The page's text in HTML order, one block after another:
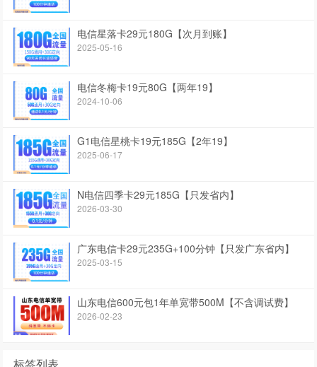
电信星落卡29元180G【次月到账】
2025-05-16
电信冬梅卡19元80G【两年19】
2024-10-06
G1电信星桃卡19元185G【2年19】
2025-06-17
N电信四季卡29元185G【只发省内】
2026-03-30
广东电信卡29元235G+100分钟【只发广东省内】
2025-03-15
山东电信600元包1年单宽带500M【不含调试费】
2026-02-23
标签列表